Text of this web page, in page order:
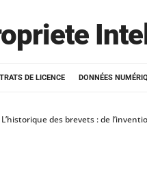
DE LICENCE DONNÉES
L’historique des brevets : de